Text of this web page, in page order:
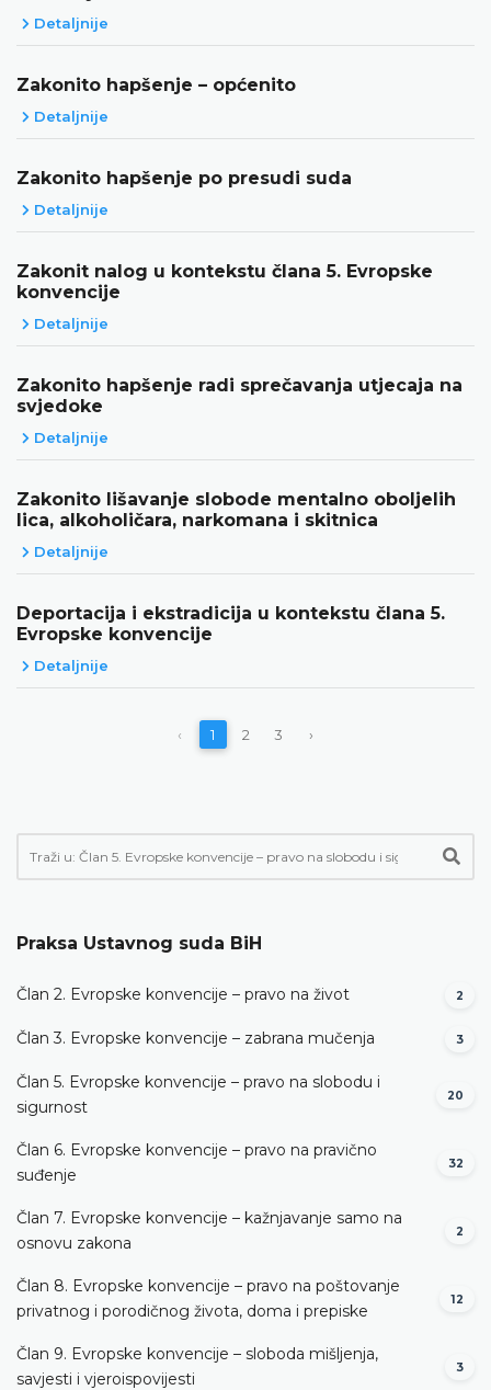
Detaljnije
Zakonito hapšenje – općenito
Detaljnije
Zakonito hapšenje po presudi suda
Detaljnije
Zakonit nalog u kontekstu člana 5. Evropske
konvencije
Detaljnije
Zakonito hapšenje radi sprečavanja utjecaja na
svjedoke
Detaljnije
Zakonito lišavanje slobode mentalno oboljelih
lica, alkoholičara, narkomana i skitnica
Detaljnije
Deportacija i ekstradicija u kontekstu člana 5.
Evropske konvencije
Detaljnije
‹ 1 2 3 ›
Praksa Ustavnog suda BiH
Član 2. Evropske konvencije – pravo na život 2
Član 3. Evropske konvencije – zabrana mučenja 3
Član 5. Evropske konvencije – pravo na slobodu i
sigurnost
20
Član 6. Evropske konvencije – pravo na pravično
suđenje
32
Član 7. Evropske konvencije – kažnjavanje samo na
osnovu zakona
2
Član 8. Evropske konvencije – pravo na poštovanje
privatnog i porodičnog života, doma i prepiske
12
Član 9. Evropske konvencije – sloboda mišljenja,
savjesti i vjeroispovijesti
3